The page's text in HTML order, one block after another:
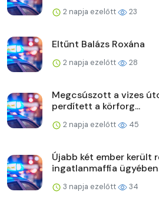
2 napja ezelőtt 23
Eltűnt Balázs Roxána
2 napja ezelőtt 28
Megcsúszott a vizes
perdített a körforg...
2 napja ezelőtt 45
Újabb két ember került
ingatlanmaffia
3 napja ezelőtt 34